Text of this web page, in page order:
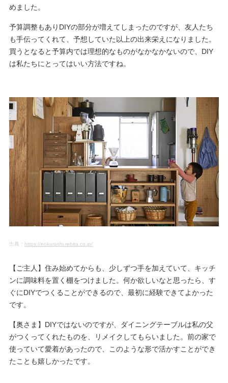
めました。
予算調整もありDIYの部分が増えてしまったのですが、友人たち
も手伝ってくれて、予想していた以上の出来栄えになりました。
買うとなると予算内では理想的なものがなかなかないので、DIY
は私たちにとってはいい方法ですね。
出典： https://nokurashi.rebita.co.jp/
【ご主人】住み始めてからも、少しずつ手を加えていて、キッチ
ンに調味料を置く棚をつけました。何か欲しいなと思ったら、す
ぐにDIYでつくることができるので、最初に経験できてよかった
です。
【奥さま】DIYではないのですが、ダイニングテーブルは私の父
がつくってくれたものを、リメイクしてもらいました。前の家で
使っていて愛着があったので、このような形で活かすことができ
たことも嬉しかったです。